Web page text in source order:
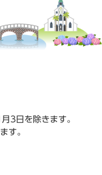
3日を除きます。
す。